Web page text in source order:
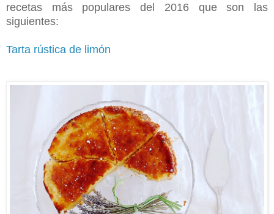
recetas más populares del 2016 que son las
siguientes:
Tarta rústica de limón